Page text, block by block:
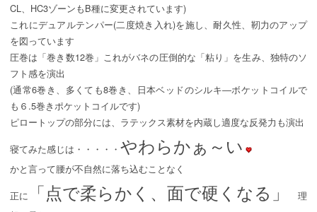
CL、HC3ゾーンもB種に変更されています)
これにデュアルテンパー(二度焼き入れ)を施し、耐久性、靭力のアップ
を図っています
圧巻は「巻き数12巻」これがバネの圧倒的な「粘り」を生み、独特のソ
フト感を演出
(通常6巻き、多くても8巻き、日本ベッドのシルキ―ボケットコイルで
も６.5巻きポケットコイルです)
ピロートップの部分には、ラテックス素材を内蔵し適度な反発力も演出
寝てみた感じは・・・・・ やわらかぁ～い
かと言って腰が不自然に落ち込むことなく
正に
「点で柔らかく、面で硬くなる」
理